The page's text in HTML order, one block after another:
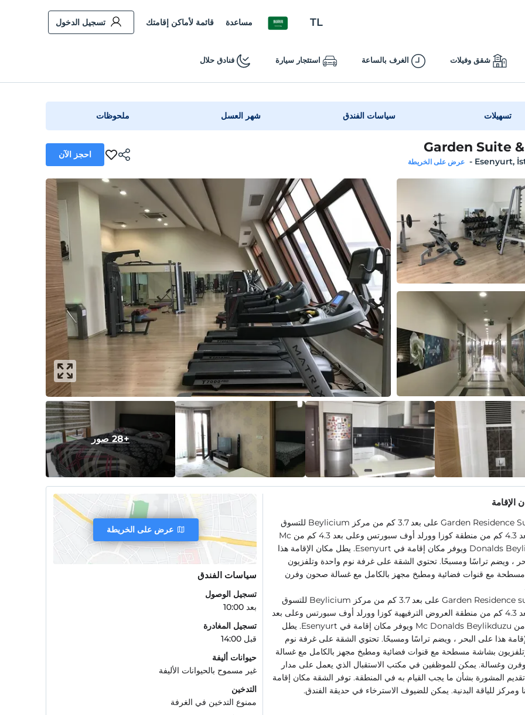
TL مساعدة قائمة لأماكن إقامتك تسجيل الدخول
شقق وفيلات الغرف بالساعة استئجار سيارة فنادق حلال
تسهيلات سياسات الفندق شهر العسل ملحوظات
Garden Suite
Esenyurt,
- عرض على الخريطة
احجز الآن
+28 صور
الإقامة
يقع Garden Residence Suite على بعد 3.7 كم من مركز Beylicium للتسوق
وعلى بعد 4.3 كم من منطقة كوزا وورلد أوف سبورتس وعلى بعد 4.3 كم من Mc
Donalds Beylikduzu ويوفر مكان إقامة في Esenyurt. يطل مكان الإقامة هذا
، ويضم تراسًا ومسبحًا. تحتوي الشقة على غرفة نوم واحدة وتلفزيون
مع قنوات فضائية ومطبخ مجهز بالكامل مع غسالة صحون وفرن
يقع Garden Residence suite على بعد 3.7 كم من مركز Beylicium للتسوق
وعلى بعد 4.3 كم من منطقة العروض الترفيهية كوزا وورلد أوف سبورتس وعلى بعد
4.3 كم من Mc Donalds Beylikduzu ويوفر مكان إقامة في Esenyurt. يطل
هذا على البحر ، ويضم تراسًا ومسبحًا. تحتوي الشقة على غرفة نوم
بشاشة مسطحة مع قنوات فضائية ومطبخ مجهز بالكامل مع غسالة
وغسالة. يمكن للموظفين في مكتب الاستقبال الذي يعمل على مدار
المشورة بشأن ما يجب القيام به في المنطقة. توفر الشقة مكان إقامة
ومركز للياقة البدنية. يمكن للضيوف الاسترخاء في حديقة الفندق.
عرض على الخريطة
سياسات الفندق
تسجيل الوصول
بعد 10:00
تسجيل المغادرة
قبل 14:00
حيوانات أليفة
غير مسموح بالحيوانات الأليفة
التدخين
ممنوع التدخين في الغرفة